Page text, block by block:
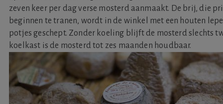
zeven keer per dag verse mosterd aanmaakt. De brij, die
beginnen te tranen, wordt in de winkel met een houten
potjes geschept. Zonder koeling blijft de mosterd slechts
koelkast is de mosterd tot zes maanden houdbaar.